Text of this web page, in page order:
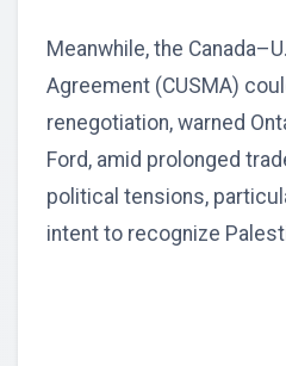
Meanwhile, the
Agreement (CUSMA)
renegotiation, warned
Ford, amid prolonged
political tensions,
intent to recognize